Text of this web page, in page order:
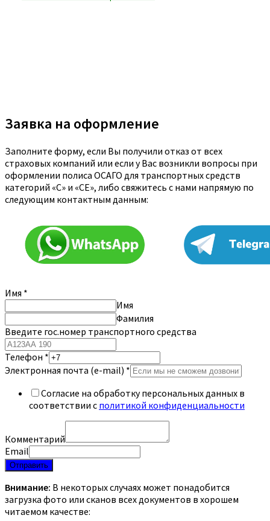
Заявка на оформление
Заполните форму, если Вы получили отказ от всех
страховых компаний или если у Вас возникли вопросы при
оформлении полиса ОСАГО для транспортных средств
категорий «C» и «CE», либо свяжитесь с нами напрямую по
следующим контактным данным:
Имя *
Имя
Фамилия
Введите гос.номер транспортного средства
Телефон *
Электронная почта (e-mail) *
Согласие на обработку персональных данных в
соответствии с политикой конфиденциальности
Комментарий
Email
Отправить
Внимание: В некоторых случаях может понадобится
загрузка фото или сканов всех документов в хорошем
читаемом качестве: